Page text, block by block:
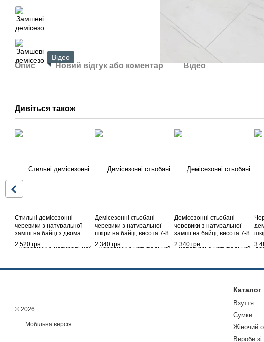
Відео
Опис Новий відгук або коментар Відео
Дивіться також
Стильні демісезонні
черевики з натуральної
замші на байці з двома
ременями з натуральної
шкіри і пряжками, на
2 520 грн
Демісезонні стьобані
черевики з натуральної
шкіри на байці, висота 7-8
см, підошва 2 - 3 см, Чорний
2 340 грн
Демісезонні стьобані
черевики з натуральної
замші на байці, висота 7-8
см, підошва 2 - 3 см,
Шоколад
2 340 грн 3
© 2026
Мобільна версія
Каталог
Взуття
Сумки
Жіночий
Вироби зі